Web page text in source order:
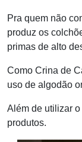
Pra quem não
produz os
primas de alto
Como Crina de
uso de algodão
Além de utilizar
produtos.